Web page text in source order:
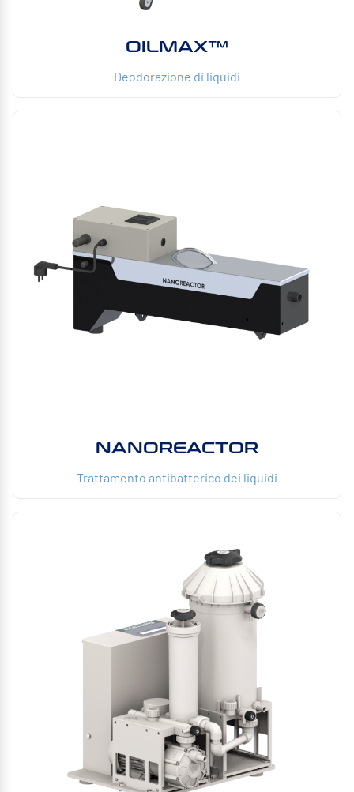
OILMAX™
Deodorazione di liquidi
NANOREACTOR
Trattamento antibatterico dei liquidi